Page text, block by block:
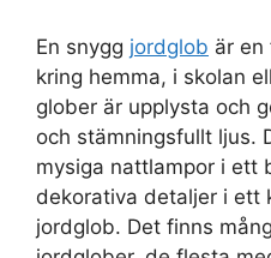
En snygg jordglob är en
kring hemma, i skolan
glober är upplysta och
och stämningsfullt ljus.
mysiga nattlampor i ett
dekorativa detaljer i ett
jordglob. Det finns